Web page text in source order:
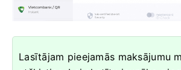
Lasītājam pieejamās maksājumu